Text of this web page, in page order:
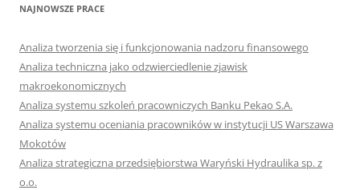
NAJNOWSZE PRACE
Analiza tworzenia się i funkcjonowania nadzoru finansowego
Analiza techniczna jako odzwierciedlenie zjawisk
makroekonomicznych
Analiza systemu szkoleń pracowniczych Banku Pekao S.A.
Analiza systemu oceniania pracowników w instytucji US Warszawa
Mokotów
Analiza strategiczna przedsiębiorstwa Waryński Hydraulika sp. z
o.o.